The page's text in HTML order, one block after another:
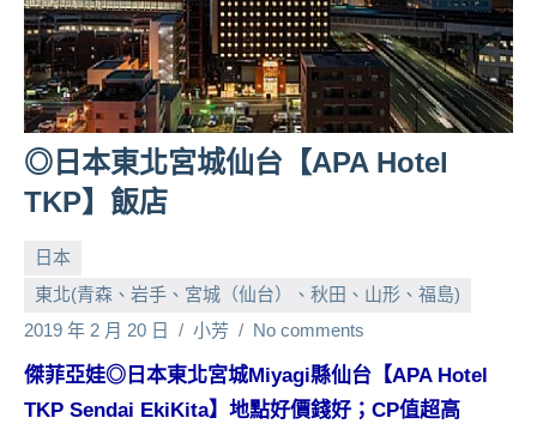
遊、
達
人
帶
路、
旅
遊
節
目
賓、
News
金
探
號
◎日本東北宮城仙台【APA Hotel
TKP】飯店
日本
東北(青森、岩手、宮城（仙台）、秋田、山形、福島)
2019 年 2 月 20 日
小芳 No comments
傑菲亞娃◎日本東北宮城Miyagi縣仙台【APA Hotel
TKP Sendai EkiKita】地點好價錢好；CP值超高